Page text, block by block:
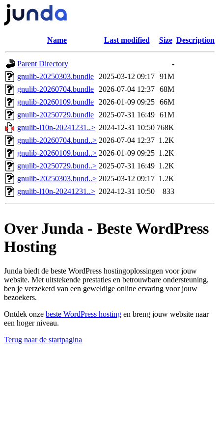
Name Last modified Size Description
Parent Directory
-
gnulib-20250303.bundle
2025-03-12 09:17 91M
gnulib-20260704.bundle
2026-07-04 12:37 68M
gnulib-20260109.bundle
2026-01-09 09:25 66M
gnulib-20250729.bundle
2025-07-31 16:49 61M
gnulib-l10n-20241231..> 2024-12-31 10:50 768K
gnulib-20260704.bund..> 2026-07-04 12:37 1.2K
gnulib-20260109.bund..> 2026-01-09 09:25 1.2K
gnulib-20250729.bund..> 2025-07-31 16:49 1.2K
gnulib-20250303.bund..> 2025-03-12 09:17 1.2K
gnulib-l10n-20241231..> 2024-12-31 10:50 833
Over Junda - Beste WordPress
Hosting
Junda biedt de beste WordPress hostingoplossingen voor jouw
website. Met uitstekende prestaties en betrouwbare ondersteuning,
ben je verzekerd van een geweldige online ervaring voor jouw
bezoekers.
Ontdek onze beste WordPress hosting en breng jouw website naar
een hoger niveau.
Terug naar de startpagina